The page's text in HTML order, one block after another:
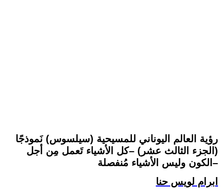
رؤية العالم اليوناني للمسيحية (سيلسوس) نَموذجًا
(الجزء الثالث عشر) –كل الأشياء تَعمل مِن أجل
الكون وليس الأشياء مُنفصلة–
ابرام لويس حنا